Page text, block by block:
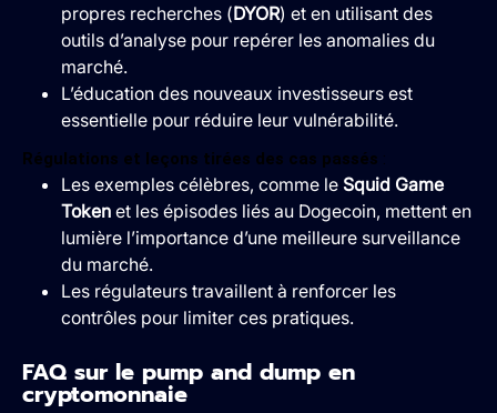
propres recherches (DYOR) et en utilisant des
outils d’analyse pour repérer les anomalies du
marché.
L’éducation des nouveaux investisseurs est
essentielle pour réduire leur vulnérabilité.
Régulations et leçons tirées des cas passés :
Les exemples célèbres, comme le Squid Game
Token et les épisodes liés au Dogecoin, mettent en
lumière l’importance d’une meilleure surveillance
du marché.
Les régulateurs travaillent à renforcer les
contrôles pour limiter ces pratiques.
FAQ sur le pump and dump en
cryptomonnaie